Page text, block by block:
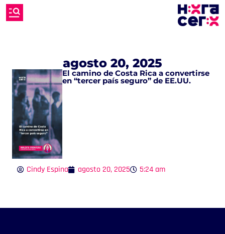
agosto 20, 2025
El camino de Costa Rica a convertirse
en “tercer país seguro” de EE.UU.
Cindy Espina agosto 20, 2025 5:24 am